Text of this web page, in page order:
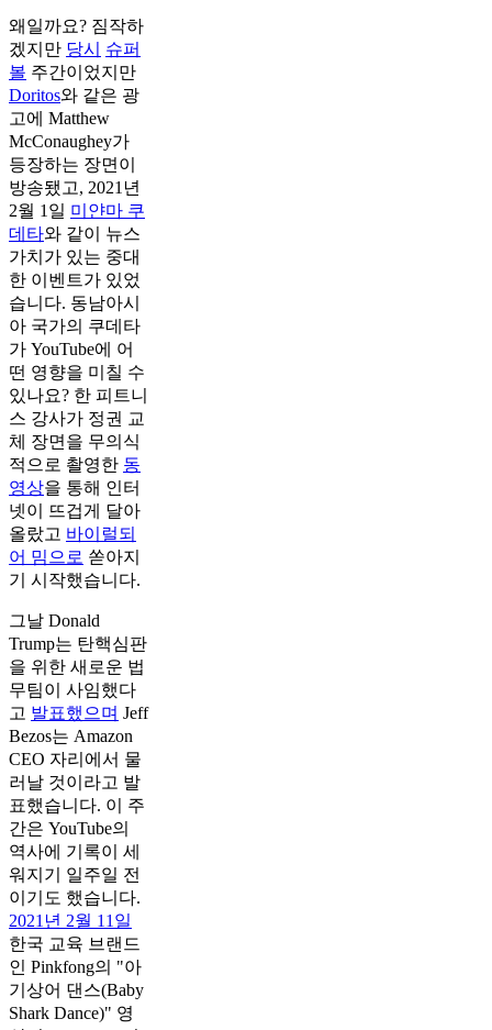
왜일까요? 짐작하
겠지만 당시
슈퍼
볼 주간이었지만
Doritos와 같은 광
고에 Matthew
McConaughey가
등장하는 장면이
방송됐고, 2021년
2월 1일 미얀마 쿠
데타와 같이 뉴스
가치가 있는 중대
한 이벤트가 있었
습니다. 동남아시
아 국가의 쿠데타
가 YouTube에 어
떤 영향을 미칠 수
있나요? 한 피트니
스 강사가 정권 교
체 장면을 무의식
적으로 촬영한 동
영상을 통해 인터
넷이 뜨겁게 달아
올랐고 바이럴되
어 밈으로 쏟아지
기 시작했습니다.
그날 Donald
Trump는 탄핵심판
을 위한 새로운 법
무팀이 사임했다
고 발표했으며 Jeff
Bezos는 Amazon
CEO 자리에서 물
러날 것이라고 발
표했습니다. 이 주
간은 YouTube의
역사에 기록이 세
워지기 일주일 전
이기도 했습니다.
2021년 2월 11일
한국 교육 브랜드
인 Pinkfong의 "아
기상어 댄스(Baby
Shark Dance)" 영